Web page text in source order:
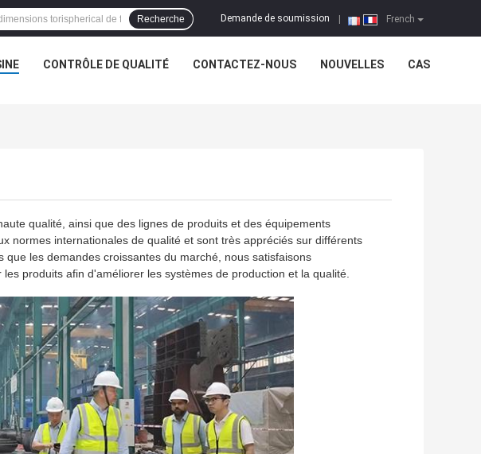
French
Demande de soumission
Recherche
CONTRÔLE DE QUALITÉ CONTACTEZ-NOUS NOUVELLES CAS
qualité, ainsi que des lignes de produits et des équipements
normes internationales de qualité et sont très appréciés sur différents
les demandes croissantes du marché, nous satisfaisons
produits afin d'améliorer les systèmes de production et la qualité.